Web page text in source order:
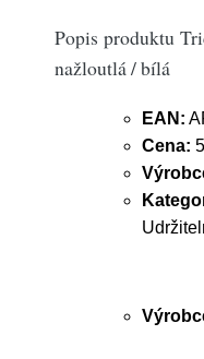
Popis produktu
nažloutlá / bílá
EAN:
Cena: